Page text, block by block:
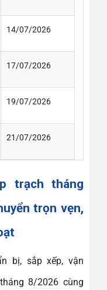
14/07/2026
17/07/2026
19/07/2026
21/07/2026
trạch tháng
trọn vẹn,
bị, sắp xếp, vận
8/2026 cùng